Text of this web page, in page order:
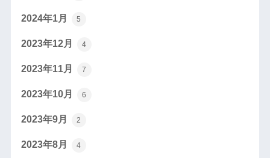
2024年1月 5
2023年12月 4
2023年11月 7
2023年10月 6
2023年9月 2
2023年8月 4